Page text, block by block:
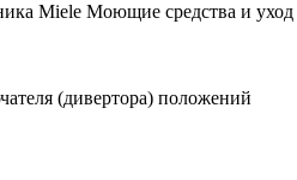
Miele Моющие средства и уход
(дивертора) положений